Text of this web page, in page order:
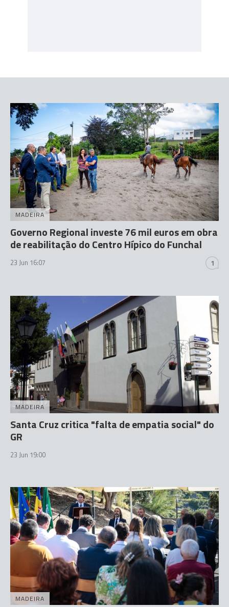
MADEIRA
Governo Regional investe 76 mil euros em obra
de reabilitação do Centro Hípico do Funchal
23 Jun 16:07 1
MADEIRA
Santa Cruz critica "falta de empatia social" do
GR
23 Jun 19:00
MADEIRA